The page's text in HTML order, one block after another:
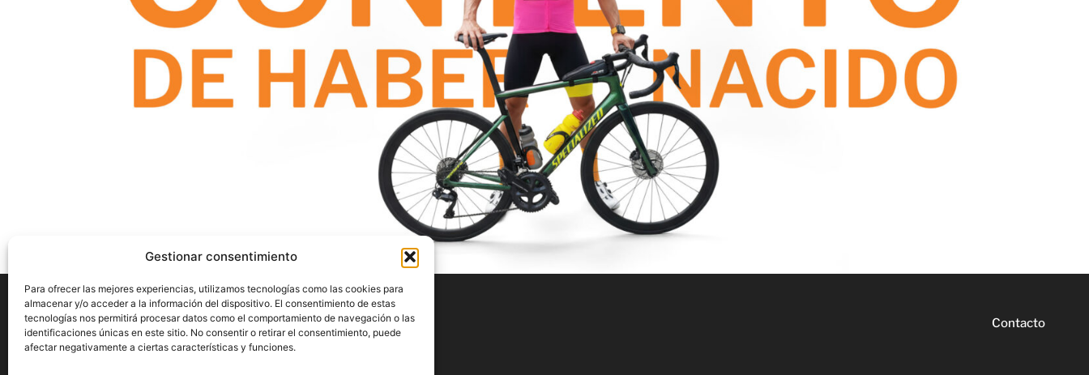
Gestionar consentimiento
Para ofrecer las mejores experiencias, utilizamos tecnologías como las cookies para
almacenar y/o acceder a la información del dispositivo. El consentimiento de estas
tecnologías nos permitirá procesar datos como el comportamiento de navegación o las
identificaciones únicas en este sitio. No consentir o retirar el consentimiento, puede
afectar negativamente a ciertas características y funciones.
Aviso Legal Privacidad Cookies
Contacto